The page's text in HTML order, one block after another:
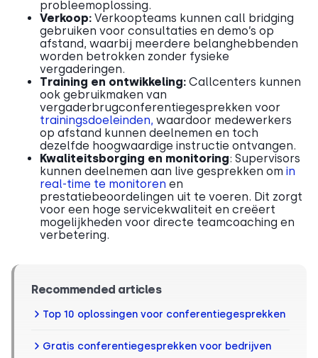
probleemoplossing.
Verkoop: Verkoopteams kunnen call bridging
gebruiken voor consultaties en demo’s op
afstand, waarbij meerdere belanghebbenden
worden betrokken zonder fysieke
vergaderingen.
Training en ontwikkeling: Callcenters kunnen
ook gebruikmaken van
vergaderbrugconferentiegesprekken voor
trainingsdoeleinden, waardoor medewerkers
op afstand kunnen deelnemen en toch
dezelfde hoogwaardige instructie ontvangen.
Kwaliteitsborging en monitoring: Supervisors
kunnen deelnemen aan live gesprekken om in
real-time te monitoren en
prestatiebeoordelingen uit te voeren. Dit zorgt
voor een hoge servicekwaliteit en creëert
mogelijkheden voor directe teamcoaching en
verbetering.
Recommended articles
Top 10 oplossingen voor conferentiegesprekken
Gratis conferentiegesprekken voor bedrijven